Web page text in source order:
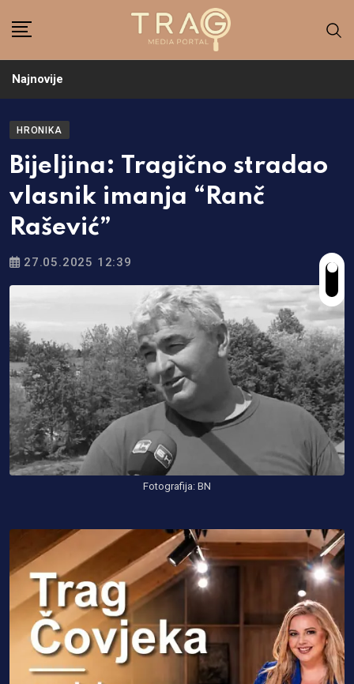
Najnovije
HRONIKA
Bijeljina: Tragično stradao
vlasnik imanja “Ranč
Rašević”
27.05.2025 12:39
Fotografija: BN